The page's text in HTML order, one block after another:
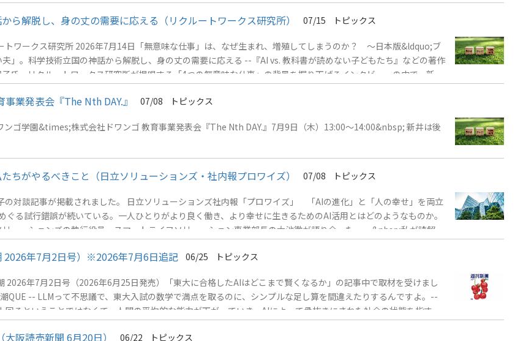
ら解脱し、身の丈の需要に応える（リクルートワークス研究所） 07/15 トピックス
トワークス研究所 2026年7月14日「無意味な仕事」は、なぜ生まれ、増殖してしまうのか？ ～日本版&ldquo;ブ
」。科学技術立国の神話から解脱し、身の丈の需要に応える --『AI vs. 教科書が読めない子どもたち』などの著作
。リクルートワークス研究所が提唱する「4つの無意味な仕事」の背景を掘り下げるインタビューの中で、新井
る迷走と、中核人材の「シン読解力」の不足があった。 &nbsp;
業発表会『The Nth DAY.』 07/08 トピックス
ゴ学園&times;株式会社ドワンゴ 教育事業発表会『The Nth DAY.』7月9日（木）13:00～14:00&nbsp; 新井は後
ちがやるべきこと（日立ソリューションズ・社内報プロワイズ） 07/08 トピックス
対談記事が掲載されました。 日立ソリューションズ社内報「プロワイズ」 「AIの進化」と「人の幸せ」を両立
る試行錯誤が続いている。一人ひとりがより良く働き、より幸せに生きるためのAI活用とはどのようなものか。
ューションズの執行役員・スマートライフソリューション事業部長の大池徹が語り合った。 --&nbsp;私が読解力
意を汲み取る」といった読解力とは異なります。もっと基本的な、助詞や接続詞などによって示されている意味を
2026年7月2日号）※2026年7月6日追記 06/25 トピックス
年7月2日号（2026年6月25日発売）「東大に合格したAIはどこまで賢くなるか」の記事中で取材を受けまし
るということではなくて、人間の平均的な能力が下がっていき、AIによって骨抜きにされた社会の状態を指すの
阪読売新聞 6月20日） 06/22 トピックス